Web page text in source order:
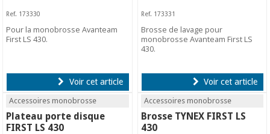
Ref. 173330
Pour la monobrosse Avanteam
First LS 430.
Voir cet article
Ref. 173331
Brosse de lavage pour
monobrosse Avanteam First LS
430.
Voir cet article
Accessoires monobrosse
Plateau porte disque
FIRST LS 430
Accessoires monobrosse
Brosse TYNEX FIRST LS
430